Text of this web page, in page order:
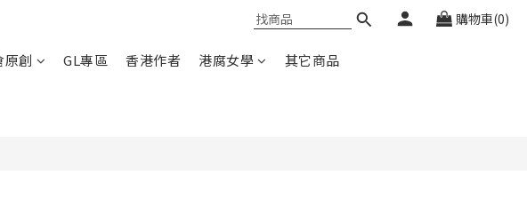
購物車(0)
原創 GL專區 香港作者 港腐女學
其它商品